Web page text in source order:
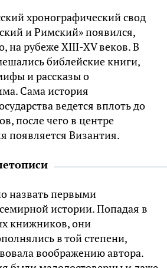
хронографический свод
и Римский» появился,
на рубеже XIII-XV веков. В
библейские книги,
и рассказы о
Сама история
ведется вплоть до
после чего в центре
появляется Византия.
назвать первыми
истории. Попадая в
книжников, они
в той степени,
воображению автора.